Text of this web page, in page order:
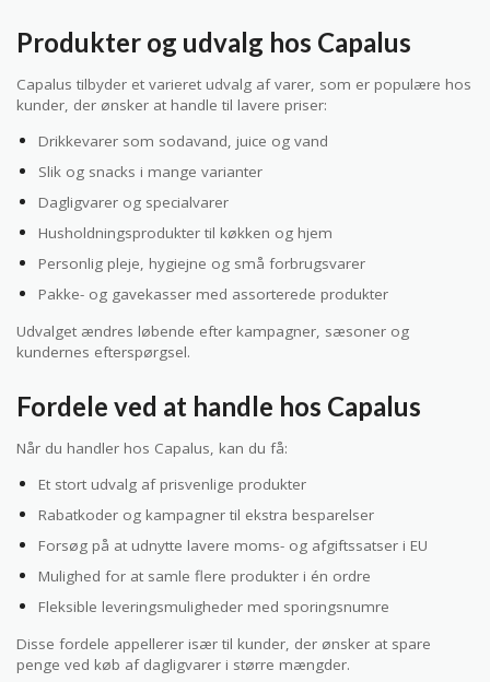
Produkter og udvalg hos Capalus
Capalus tilbyder et varieret udvalg af varer, som er populære hos
kunder, der ønsker at handle til lavere priser:
Drikkevarer som sodavand, juice og vand
Slik og snacks i mange varianter
Dagligvarer og specialvarer
Husholdningsprodukter til køkken og hjem
Personlig pleje, hygiejne og små forbrugsvarer
Pakke- og gavekasser med assorterede produkter
Udvalget ændres løbende efter kampagner, sæsoner og
kundernes efterspørgsel.
Fordele ved at handle hos Capalus
Når du handler hos Capalus, kan du få:
Et stort udvalg af prisvenlige produkter
Rabatkoder og kampagner til ekstra besparelser
Forsøg på at udnytte lavere moms- og afgiftssatser i EU
Mulighed for at samle flere produkter i én ordre
Fleksible leveringsmuligheder med sporingsnumre
Disse fordele appellerer især til kunder, der ønsker at spare
penge ved køb af dagligvarer i større mængder.